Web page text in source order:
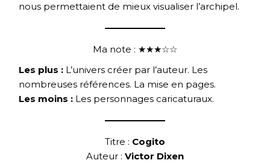
nous permettaient de mieux visualiser l’archipel.
Ma note : ★★★☆☆
Les plus : L’univers créer par l’auteur. Les
nombreuses références. La mise en pages.
Les moins : Les personnages caricaturaux.
Titre : Cogito
Auteur : Victor Dixen